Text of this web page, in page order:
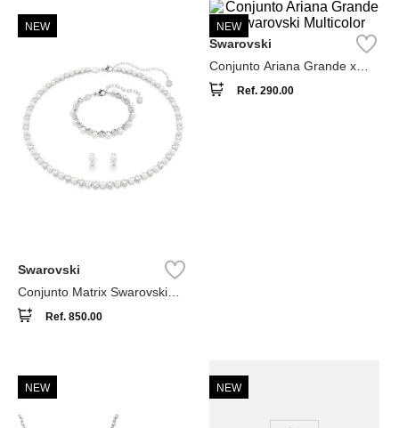
NEW
Swarovski
Conjunto Matrix Swarovski
Blanco
Ref. 850.00
NEW
Swarovski
Conjunto Ariana Grande x
Swarovski Multicolor
Ref. 290.00
NEW NEW